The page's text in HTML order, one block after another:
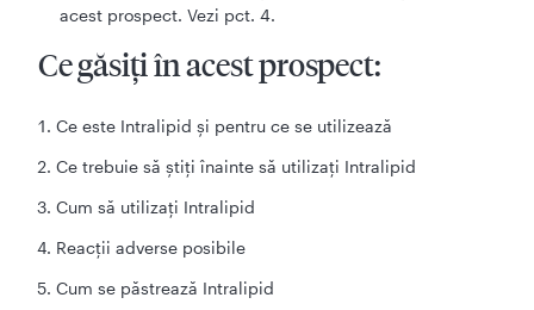
acest prospect. Vezi pct. 4.
Ce găsiţi în acest prospect:
Ce este Intralipid şi pentru ce se utilizează
Ce trebuie să ştiţi înainte să utilizaţi Intralipid
Cum să utilizaţi Intralipid
Reacţii adverse posibile
Cum se păstrează Intralipid